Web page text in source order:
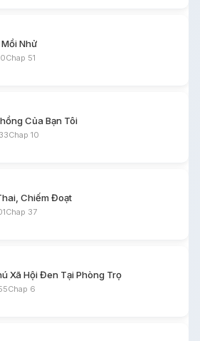
Nhử
Chap 51
Của Bạn Tôi
Chap 10
Chiếm Đoạt
Chap 37
Xã Hội Đen Tại Phòng Trọ
Chap 6